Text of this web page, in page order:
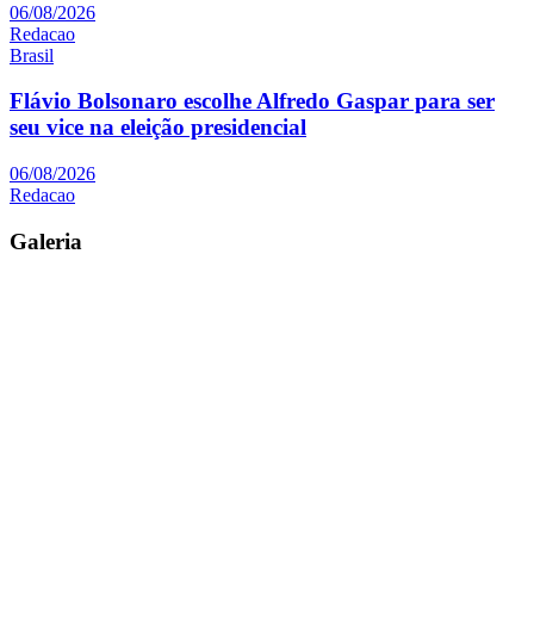
06/08/2026
Redacao
Brasil
Flávio Bolsonaro escolhe Alfredo Gaspar para ser
seu vice na eleição presidencial
06/08/2026
Redacao
Galeria